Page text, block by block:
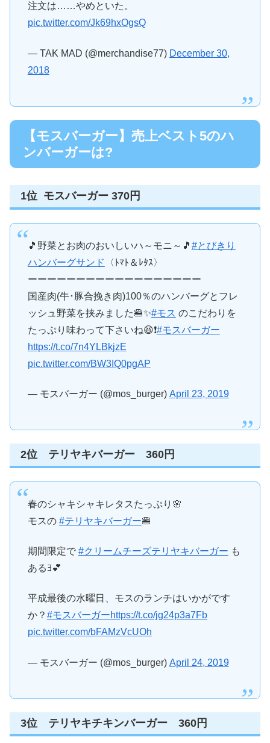
注文は……やめといた。
pic.twitter.com/Jk69hxOgsQ
— TAK MAD (@merchandise77) December 30,
2018
【モスバーガー】売上ベスト5のハ
ンバーガーは?
1位 モスバーガー 370円
🎵野菜とお肉のおいしいハ～モニ～🎵 #とびきり
ハンバーグサンド
〈ﾄﾏﾄ＆ﾚﾀｽ〉
ーーーーーーーーーーーーーーーーーー
国産肉(牛･豚合挽き肉)100％のハンバーグとフレ
ッシュ野菜を挟みました🍔✨#モス のこだわりを
たっぷり味わって下さいね😆❗#モスバーガー
https://t.co/7n4YLBkjzE
pic.twitter.com/BW3IQ0pgAP
— モスバーガー (@mos_burger) April 23, 2019
2位 テリヤキバーガー 360円
春のシャキシャキレタスたっぷり🌸
モスの #テリヤキバーガー🍔
期間限定で #クリームチーズテリヤキバーガー も
あるﾖ💕
平成最後の水曜日、モスのランチはいかがです
か？ #モスバーガーhttps://t.co/jg24p3a7Fb
pic.twitter.com/bFAMzVcUOh
— モスバーガー (@mos_burger) April 24, 2019
3位 テリヤキチキンバーガー 360円